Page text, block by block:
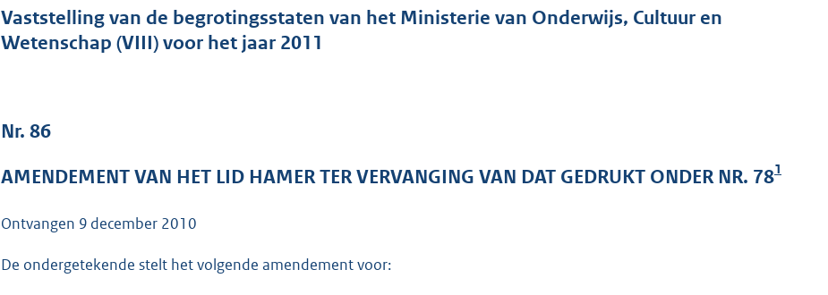
a
n
o
o
e
Vaststelling van de begrotingsstaten van het Ministerie van Onderwijs, Cultuur en
Wetenschap (VIII) voor het jaar 2011
Nr. 86
AMENDEMENT VAN HET LID HAMER TER VERVANGING VAN DAT GEDRUKT ONDER NR. 781
Ontvangen 9 december 2010
De ondergetekende stelt het volgende amendement voor: